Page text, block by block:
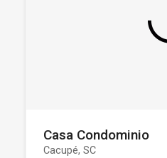
Casa Condominio
Cacupé, SC